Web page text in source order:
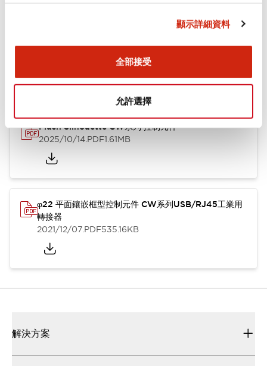
顯示詳細資料
全部接受
允許選擇
型錄和宣傳手冊 CAD檔 認證與標準
Flush Silhouette CW系列 控制元件
2025/10/14.PDF1.61MB
φ22 平面鑲嵌框型控制元件 CW系列USB/RJ45工業用
轉接器
2021/12/07.PDF535.16KB
解決方案